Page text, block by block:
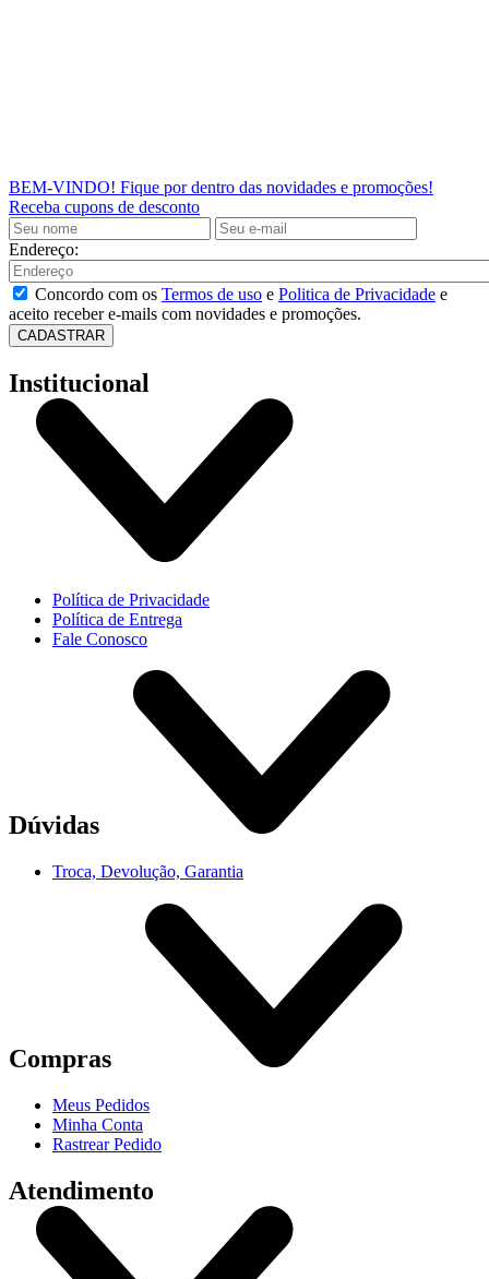
BEM-VINDO! Fique por dentro das novidades e promoções!
Receba cupons de desconto
Endereço:
Concordo com os Termos de uso e Politica de Privacidade e
aceito receber e-mails com novidades e promoções.
CADASTRAR
Institucional
Política de Privacidade
Política de Entrega
Fale Conosco
Dúvidas
Troca, Devolução, Garantia
Compras
Meus Pedidos
Minha Conta
Rastrear Pedido
Atendimento